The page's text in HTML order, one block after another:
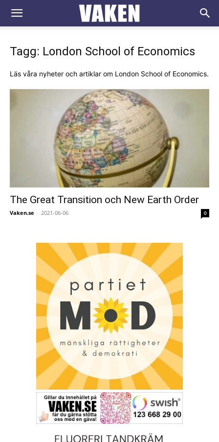
VAKEN.se
Tagg: London School of Economics
Läs våra nyheter och artiklar om London School of Economics.
The Great Transition och New Earth Order
Vaken.se - 2021-06-06 0